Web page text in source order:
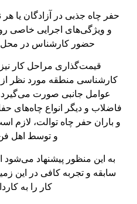
حفر چاه جذبی در آزادگان یا
و ویژگی‌های اجرایی خاصی
حضور کارشناس در محل
قیمت‌گذاری مراحل کار نیز
کارشناسی منطقه مورد نظر از
عوامل جانبی صورت می‌گیرد.
فاضلاب و دیگر انواع چاه‌های
و باران حفر چاه توالت،
و توسط اهل فن
به این منظور پیشنهاد
سابقه و تجربه کافی در این
کار را به